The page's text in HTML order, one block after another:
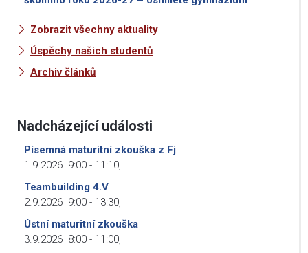
Zobrazit všechny aktuality
Úspěchy našich studentů
Archiv článků
Nadcházející události
Písemná maturitní zkouška z Fj
1.9.2026 9:00 - 11:10,
Teambuilding 4.V
2.9.2026 9:00 - 13:30,
Ústní maturitní zkouška
3.9.2026 8:00 - 11:00,